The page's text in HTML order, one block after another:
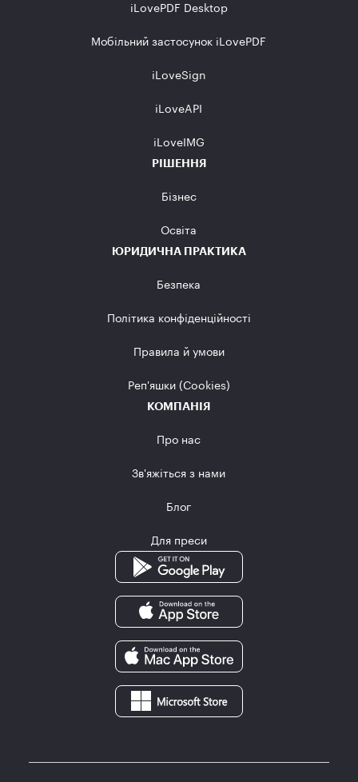
iLovePDF Desktop
Мобільний застосунок iLovePDF
iLoveSign
iLoveAPI
iLoveIMG
РІШЕННЯ
Бізнес
Освіта
ЮРИДИЧНА ПРАКТИКА
Безпека
Політика конфіденційності
Правила й умови
Реп'яшки (Cookies)
КОМПАНІЯ
Про нас
Зв'яжіться з нами
Блог
Для преси